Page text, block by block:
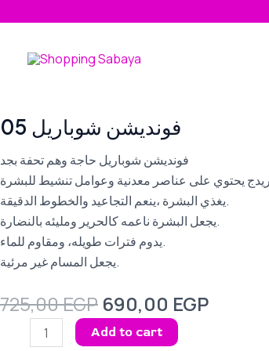
content
فونديشن شوباريل 05
فونديشن شوباريل حاجة وهم تحفة بجد
يغذي البشرة ،ينعم التجاعيد والخطوط الدقيقة.
يجعل البشرة ناعمه كالحرير ومليئه بالنضارة.
يدوم فترات طويله، ومقاوم للماء.
يجعل المسام غير مرئية.
725,00EGP Original
price
was:
690,00 EGPCurrent
فونديشن
Add to cart